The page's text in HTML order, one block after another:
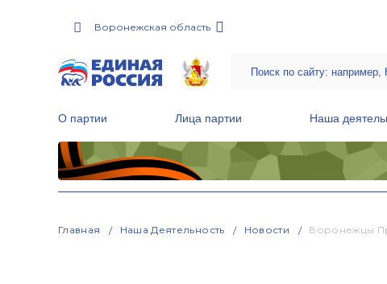
Воронежская область
О партии Лица партии Наша
Главная Наша Деятельность Новости Воронежцы